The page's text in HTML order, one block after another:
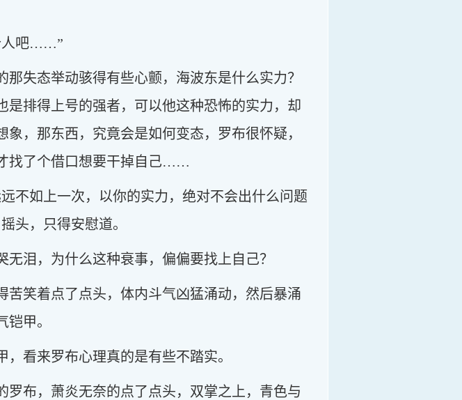
人吧……”
失态举动骇得有些心颤，海波东是什么实力？
排得上号的强者，可以他这种恐怖的实力，却
，那东西，究竟会是如何变态，罗布很怀疑，
找了个借口想要干掉自己……
不如上一次，以你的实力，绝对不会出什么问题
头，只得安慰道。
泪，为什么这种衰事，偏偏要找上自己？
笑着点了点头，体内斗气凶猛涌动，然后暴涌
甲。
看来罗布心理真的是有些不踏实。
布，萧炎无奈的点了点头，双掌之上，青色与